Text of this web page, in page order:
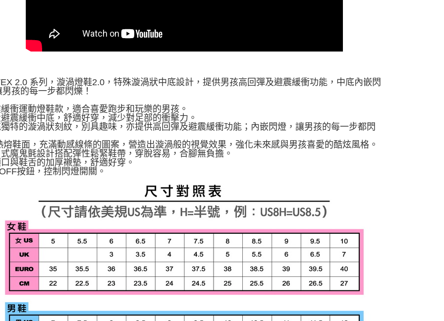
2.0 系列，漩渦燈鞋2.0，特殊漩渦狀中底設計，提供男孩高回彈及避震緩衝功能，中底內嵌閃
孩的每一步都閃爍！
衝運動燈鞋款，適合喜愛跑步和玩樂的男孩。
震緩衝中底，舒適好穿，減少對足部的衝擊力。
特的漩渦狀刻紋，別具趣味，亦提供高回彈及避震緩衝功能；內嵌閃燈，讓男孩的每一步都閃
熔鞋面，充滿動感線條的圖案，營造出漩渦般的視覺效果，強化未來感與男孩喜愛的酷炫風格。
魔鬼氈設計搭配彈性鬆緊鞋帶，穿脫容易，合腳無負擔。
與鞋舌的加厚襯墊，舒適好穿。
按鈕，控制閃燈開關。